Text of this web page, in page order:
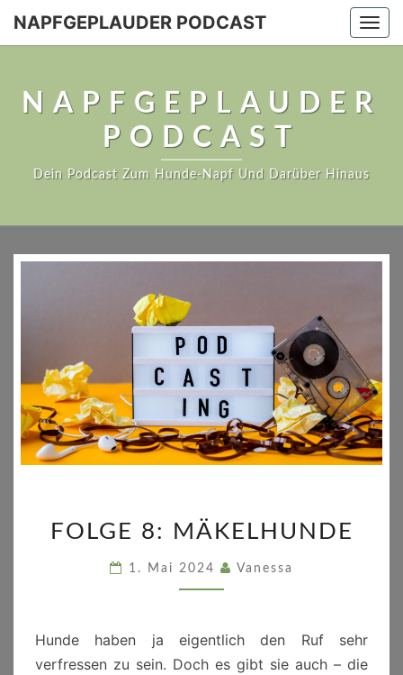
NAPFGEPLAUDER PODCAST
NAPFGEPLAUDER
PODCAST
Dein Podcast Zum Hunde-Napf Und Darüber Hinaus
8:
MÄKELHUNDE
FOLGE 8: MÄKELHUNDE
1. Mai 2024 Vanessa
Hunde haben ja eigentlich den Ruf sehr
verfressen zu sein. Doch es gibt sie auch – die